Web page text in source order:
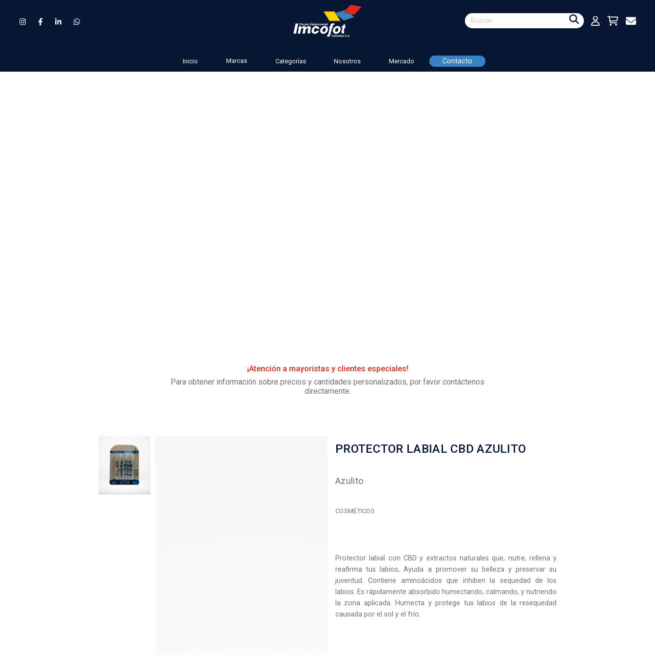
Inicio Marcas Categorías Nosotros Mercado Contacto
¡Atención a mayoristas y clientes especiales!
Para obtener información sobre precios y cantidades personalizados, por favor contáctenos
directamente.
PROTECTOR LABIAL CBD AZULITO
Azulito
COSMÉTICOS
Protector labial con CBD y extractos naturales que, nutre, rellena y
reafirma tus labios, Ayuda a promover su belleza y preservar su
juventud. Contiene aminoácidos que inhiben la sequedad de los
labios. Es rápidamente absorbido humectando, calmando, y nutriendo
la zona aplicada. Humecta y protege tus labios de la resequedad
causada por el sol y el frío.